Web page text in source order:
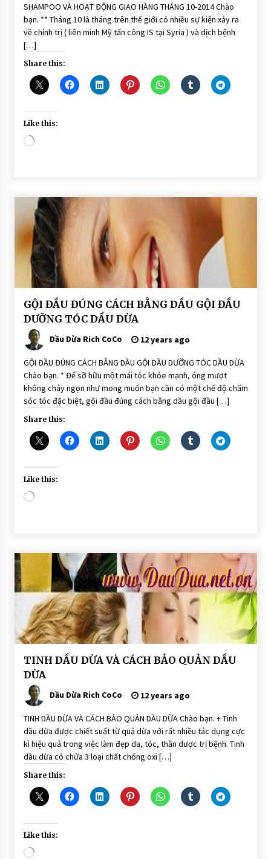
HOAT
ĐỘNG
GIAO
HÀNG
SHAMPOO VÀ HOẠT ĐỘNG GIAO HÀNG THÁNG 10-2014 Chào
bạn. ** Tháng 10 là tháng trên thế giới có nhiều sự kiện xảy ra
về chính trị ( liên minh Mỹ tấn công IS tại Syria ) và dịch bệnh
[…]
Share this:
Like this:
Loading…
BÀI
VIẾT
Dầu
gội
đầu
dưỡng
tóc
dầu
dừa
TƯ VẤN
DƯỠNG
TÓC
TỪ
THIÊN
NHIÊN
GỘI ĐẦU ĐÚNG CÁCH BẰNG DẦU GỘI ĐẦU
DƯỠNG TÓC DẦU DỪA
Dầu Dừa Rich CoCo 12 years ago
GỘI ĐẦU ĐÚNG CÁCH BẰNG DẦU GỘI ĐẦU DƯỠNG TÓC DẦU DỪA
Chào bạn. * Để sỡ hữu một mái tóc khỏe mạnh, óng mượt
không chảy ngọn như mong muốn bạn cần có một chế độ chăm
sóc tóc đặc biệt, gội đầu đúng cách bằng dầu gội đầu […]
Share this:
Like this:
Loading…
BÀI
VIẾT
TINH DẦU DỪA VÀ CÁCH BẢO QUẢN DẦU
DỪA
Dầu Dừa Rich CoCo 12 years ago
TINH DẦU DỪA VÀ CÁCH BẢO QUẢN DẦU DỪA Chào bạn. + Tinh
dầu dừa được chiết suất từ quả dừa với rất nhiều tác dụng cực
kì hiệu quả trong việc làm đẹp da, tóc, thần dược trị bệnh. Tinh
dầu dừa có chứa 3 loại chất chống oxi […]
Share this:
Like this:
Loading…